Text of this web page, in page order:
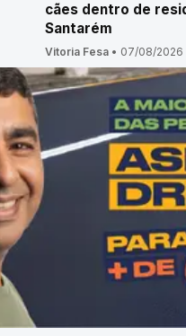
cães dentro de
Santarém
Vitoria Fesa• 07/08/2026